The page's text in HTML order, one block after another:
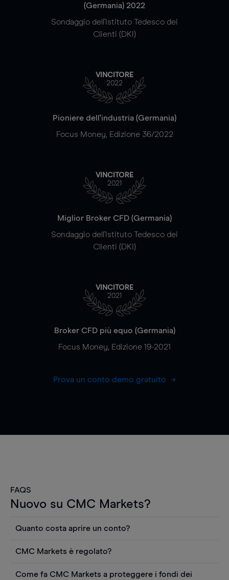
(Germania) 2022
Sondaggio dell'Istituto Tedesco dei
Clienti (DKI)
VINCITORE
2022
Pioniere dell'industria (Germania)
Focus Money, Edizione 36/2022
VINCITORE
2021
Miglior Broker CFD (Germania)
Sondaggio dell'Istituto Tedesco dei
Clienti (DKI)
VINCITORE
2021
Broker CFD più equo (Germania)
Focus Money, Edizione 19-2021
Prova un conto demo gratuito
FAQS
Nuovo su CMC Markets?
Quanto costa aprire un conto?
Puoi anche visualizzare gratuitamente i prezzi e
utilizzare strumenti come grafici, notizie Reuters
CMC Markets è regolato?
Come fa CMC Markets a proteggere i fondi dei